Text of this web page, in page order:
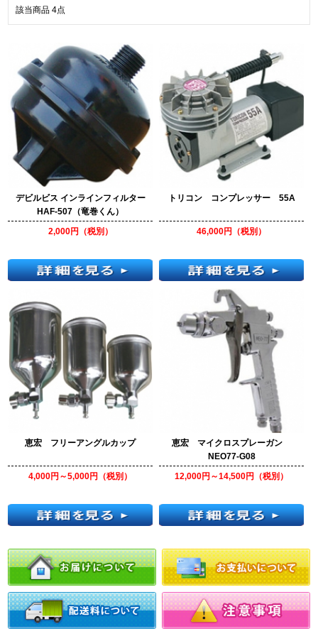
該当商品4点
デビルビス インラインフィルター
HAF-507（竜巻くん）
2,000円（税別）
トリコン コンプレッサー 55A
46,000円（税別）
恵宏 フリーアングルカップ
4,000円～5,000円（税別）
恵宏 マイクロスプレーガン
NEO77-G08
12,000円～14,500円（税別）